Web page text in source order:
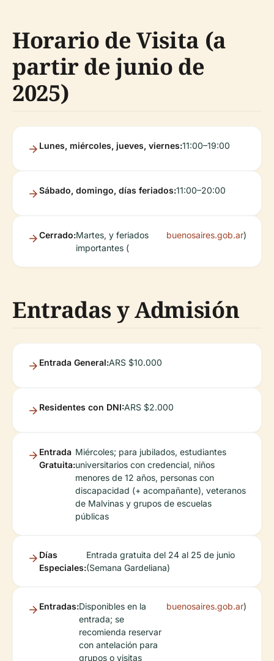
Horario de Visita (a
partir de junio de
2025)
Lunes, miércoles, jueves, viernes:11:00–19:00
Sábado, domingo, días feriados:11:00–20:00
Cerrado:Martes, y feriados
importantes (
buenosaires.gob.ar)
Entradas y Admisión
Entrada General:ARS $10.000
Residentes con DNI:ARS $2.000
Entrada
Gratuita:
Miércoles; para jubilados, estudiantes
universitarios con credencial, niños
menores de 12 años, personas con
discapacidad (+ acompañante), veteranos
de Malvinas y grupos de escuelas
públicas
Días
Especiales:
Entrada gratuita del 24 al 25 de junio
(Semana Gardeliana)
Entradas:Disponibles en la
entrada; se
recomienda reservar
con antelación para
grupos o visitas
buenosaires.gob.ar)